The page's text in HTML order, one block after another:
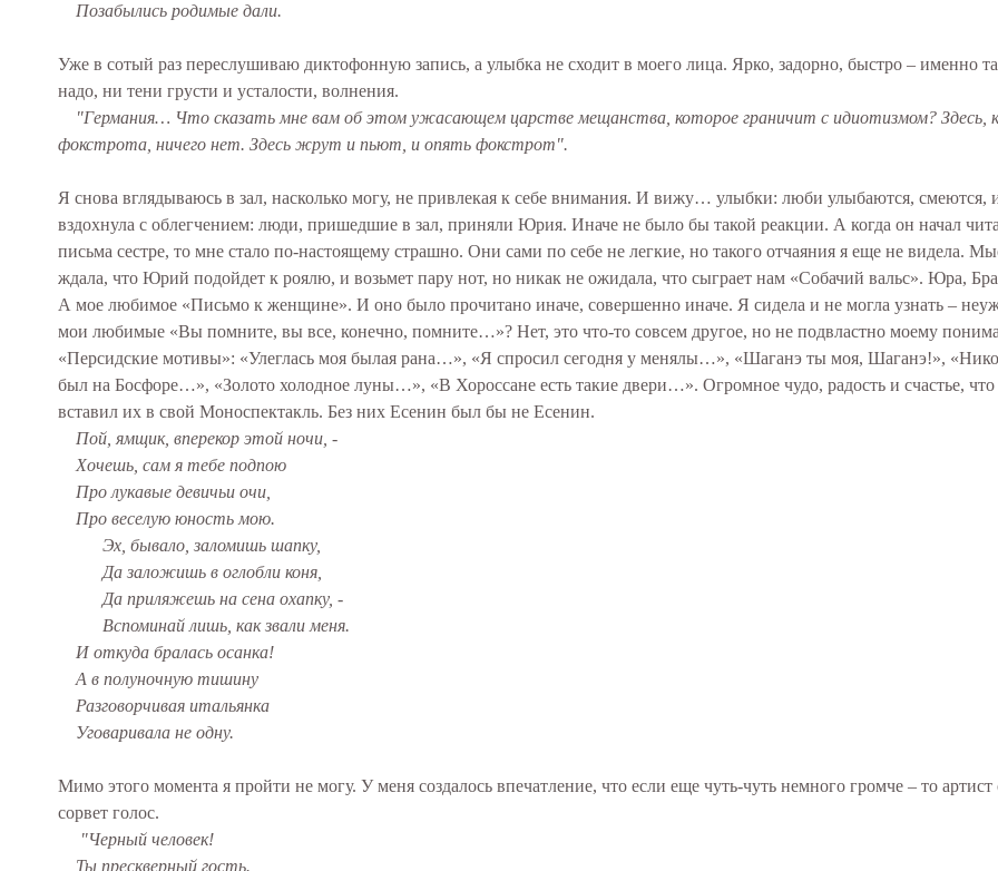
Позабылись родимые дали.
Уже в сотый раз переслушиваю диктофонную запись, а улыбка не сходит в моего лица. Ярко, задорно, быстро – именно
надо, ни тени грусти и усталости, волнения.
"Германия… Что сказать мне вам об этом ужасающем царстве мещанства, которое граничит с идиотизмом? Здесь,
фокстрота, ничего нет. Здесь жрут и пьют, и опять фокстрот".
Я снова вглядываюсь в зал, насколько могу, не привлекая к себе внимания. И вижу… улыбки: люби улыбаются, смеются,
вздохнула с облегчением: люди, пришедшие в зал, приняли Юрия. Иначе не было бы такой реакции. А когда он начал
письма сестре, то мне стало по-настоящему страшно. Они сами по себе не легкие, но такого отчаяния я еще не видела.
ждала, что Юрий подойдет к роялю, и возьмет пару нот, но никак не ожидала, что сыграет нам «Собачий вальс». Юра,
А мое любимое «Письмо к женщине». И оно было прочитано иначе, совершенно иначе. Я сидела и не могла узнать –
мои любимые «Вы помните, вы все, конечно, помните…»? Нет, это что-то совсем другое, но не подвластно моему
«Персидские мотивы»: «Улеглась моя былая рана…», «Я спросил сегодня у менялы…», «Шаганэ ты моя, Шаганэ!»,
был на Босфоре…», «Золото холодное луны…», «В Хороссане есть такие двери…». Огромное чудо, радость и счастье,
вставил их в свой Моноспектакль. Без них Есенин был бы не Есенин.
Пой, ямщик, вперекор этой ночи, -
Хочешь, сам я тебе подпою
Про лукавые девичьи очи,
Про веселую юность мою.
Эх, бывало, заломишь шапку,
Да заложишь в оглобли коня,
Да приляжешь на сена охапку, -
Вспоминай лишь, как звали меня.
И откуда бралась осанка!
А в полуночную тишину
Разговорчивая итальянка
Уговаривала не одну.
Мимо этого момента я пройти не могу. У меня создалось впечатление, что если еще чуть-чуть немного громче – то артист
сорвет голос.
"Черный человек!
Ты прескверный гость.